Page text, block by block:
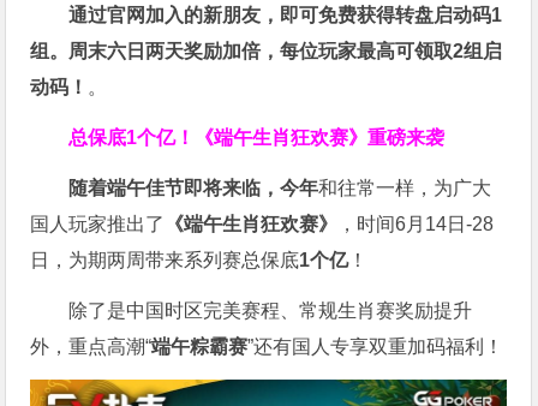
通过官网加入的新朋友，即可免费获得转盘启动码1
组。周末六日两天奖励加倍，每位玩家最高可领取2组启
动码！ 。
总保底1个亿！ 《端午生肖狂欢赛》重磅来袭
随着端午佳节即将来临，今年和往常一样，为广大
国人玩家推出了
《端午生肖狂欢赛》
，时间6月14日-28
日，为期两周带来系列赛总保底1个亿！
除了是中国时区完美赛程、常规生肖赛奖励提升
外，重点高潮“端午粽霸赛”还有国人专享双重加码福利！